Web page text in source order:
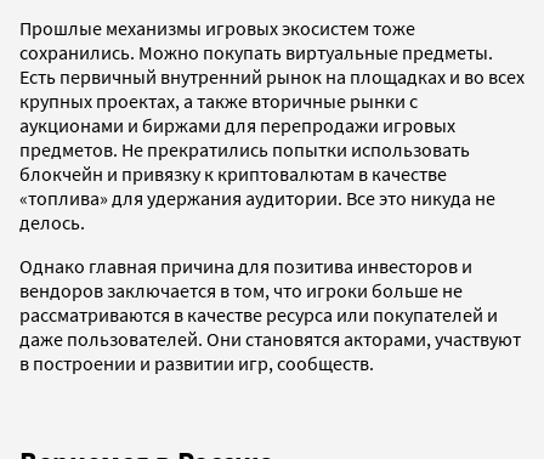
Прошлые механизмы игровых экосистем тоже
сохранились. Можно покупать виртуальные предметы.
Есть первичный внутренний рынок на площадках и во всех
крупных проектах, а также вторичные рынки с
аукционами и биржами для перепродажи игровых
предметов. Не прекратились попытки использовать
блокчейн и привязку к криптовалютам в качестве
«топлива» для удержания аудитории. Все это никуда не
делось.
Однако главная причина для позитива инвесторов и
вендоров заключается в том, что игроки больше не
рассматриваются в качестве ресурса или покупателей и
даже пользователей. Они становятся акторами, участвуют
в построении и развитии игр, сообществ.